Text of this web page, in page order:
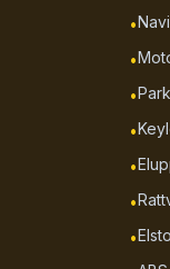
•
•
•
•
•
•
•